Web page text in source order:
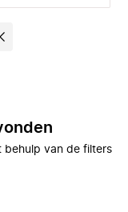
behulp van de filters